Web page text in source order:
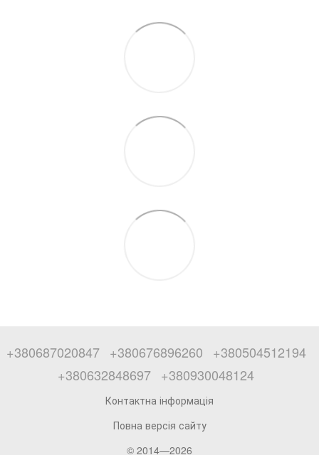
+380687020847 +380676896260
+380504512194
+380632848697 +380930048124
Контактна інформація
Повна версія сайту
© 2014—2026